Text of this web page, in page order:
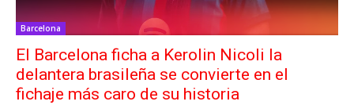
Barcelona
El Barcelona ficha a Kerolin Nicoli la
delantera brasileña se convierte en el
fichaje más caro de su historia